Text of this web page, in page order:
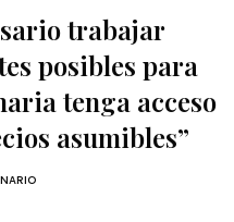
trabajar
posibles para
tenga acceso
asumibles”